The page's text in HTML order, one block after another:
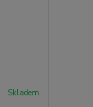
Skladem